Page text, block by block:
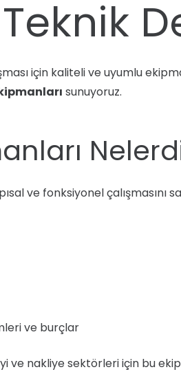
için kaliteli ve uyumlu
sunuyoruz.
ve fonksiyonel çalışmasını
ve burçlar
ve nakliye sektörleri için bu